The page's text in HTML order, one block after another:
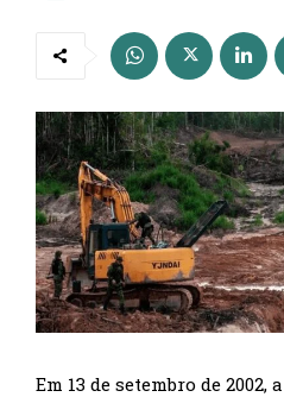
Em 13 de setembro de 2002,